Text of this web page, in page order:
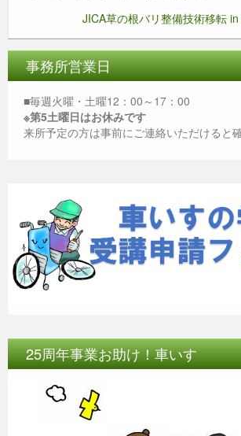
JICA草の根バリ整備技術移転
事務所営業日
■毎週火曜・土曜12：00～17：00
※第5土曜日はお休みです
来所予定の方は事前にご連絡いただけると
25周年事業お助け！車いす